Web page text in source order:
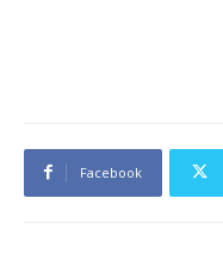
Facebook